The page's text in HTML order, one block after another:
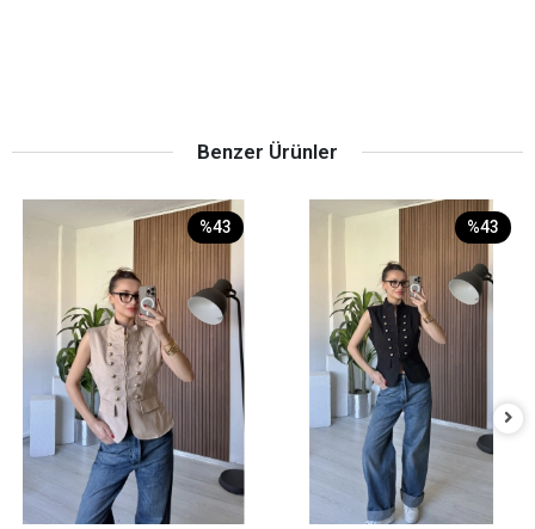
Benzer Ürünler
%43 %43